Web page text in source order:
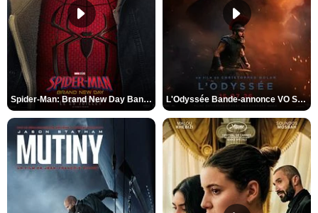
Spider-Man: Brand New Day Bande-annonce VO STFR L'Odyssée Bande-annonce VO STFR